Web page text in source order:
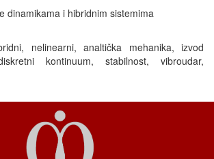
dinamikama i hibridnim sistemima
nelinearni, analtička mehanika, izvod
kontinuum, stabilnost, vibroudar,